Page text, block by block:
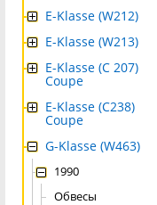
E-Klasse (W212)
E-Klasse (W213)
E-Klasse (C 207)
Coupe
E-Klasse (C238)
Coupe
G-Klasse (W463)
1990
Обвесы